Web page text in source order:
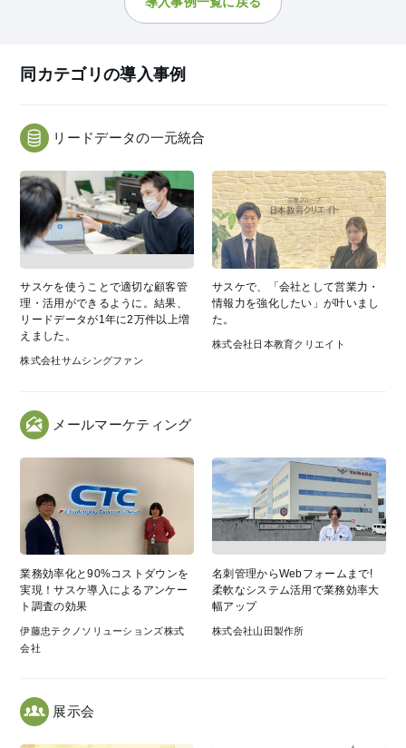
同カテゴリの導入事例
リードデータの一元統合
サスケを使うことで適切な顧客管
理・活用ができるように。結果、
リードデータが1年に2万件以上増
えました。
株式会社サムシングファン
サスケで、「会社として営業力・
情報力を強化したい」が叶いまし
た。
株式会社日本教育クリエイト
メールマーケティング
業務効率化と90%コストダウンを
実現！サスケ導入によるアンケー
ト調査の効果
伊藤忠テクノソリューションズ株式
会社
名刺管理からWebフォームまで!
柔軟なシステム活用で業務効率大
幅アップ
株式会社山田製作所
展示会